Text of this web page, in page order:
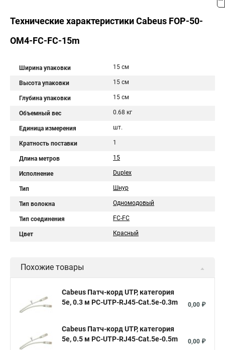
Технические характеристики Cabeus FOP-50-
OM4-FC-FC-15m
Ширина упаковки 15 см
Высота упаковки 15 см
Глубина упаковки 15 см
Объемный вес 0.68 кг
Единица измерения шт.
Кратность поставки 1
Длина метров 15
Исполнение Duplex
Тип Шнур
Тип волокна Одномодовый
Тип соединения FC-FC
Цвет Красный
Похожие товары
Cabeus Патч-корд UTP, категория
5e, 0.3 м PC-UTP-RJ45-Cat.5e-0.3m
0,00 ₽
Cabeus Патч-корд UTP, категория
5e, 0.5 м PC-UTP-RJ45-Cat.5e-0.5m
0,00 ₽